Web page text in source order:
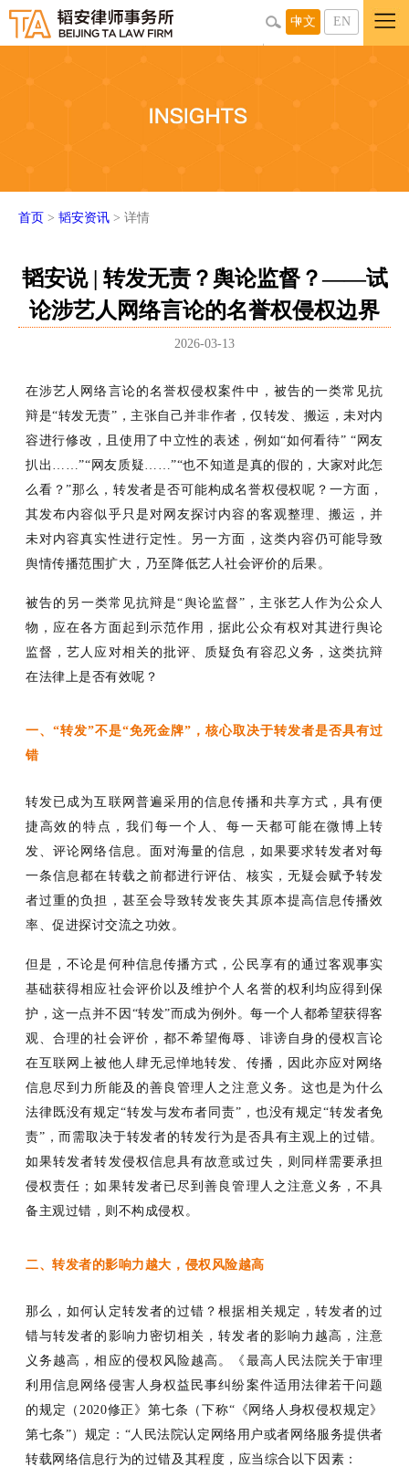
中文 EN
首页 > 韬安资讯 > 详情
韬安说 | 转发无责？舆论监督？——试
论涉艺人网络言论的名誉权侵权边界
2026-03-13
在涉艺人网络言论的名誉权侵权案件中，被告的一类常见抗
辩是“转发无责”，主张自己并非作者，仅转发、搬运，未对内
容进行修改，且使用了中立性的表述，例如“如何看待” “网友
扒出……”“网友质疑……”“也不知道是真的假的，大家对此怎
么看？”那么，转发者是否可能构成名誉权侵权呢？一方面，
其发布内容似乎只是对网友探讨内容的客观整理、搬运，并
未对内容真实性进行定性。另一方面，这类内容仍可能导致
舆情传播范围扩大，乃至降低艺人社会评价的后果。
被告的另一类常见抗辩是“舆论监督”，主张艺人作为公众人
物，应在各方面起到示范作用，据此公众有权对其进行舆论
监督，艺人应对相关的批评、质疑负有容忍义务，这类抗辩
在法律上是否有效呢？
一、“转发”不是“免死金牌”，核心取决于转发者是否具有过
错
转发已成为互联网普遍采用的信息传播和共享方式，具有便
捷高效的特点，我们每一个人、每一天都可能在微博上转
发、评论网络信息。面对海量的信息，如果要求转发者对每
一条信息都在转载之前都进行评估、核实，无疑会赋予转发
者过重的负担，甚至会导致转发丧失其原本提高信息传播效
率、促进探讨交流之功效。
但是，不论是何种信息传播方式，公民享有的通过客观事实
基础获得相应社会评价以及维护个人名誉的权利均应得到保
护，这一点并不因 “转发”而成为例外。每一个人都希望获得客
观、合理的社会评价，都不希望侮辱、诽谤自身的侵权言论
在互联网上被他人肆无忌惮地转发、传播，因此亦应对网络
信息尽到力所能及的善良管理人之注意义务。这也是为什么
法律既没有规定“转发与发布者同责”，也没有规定“转发者免
责”，而需取决于转发者的转发行为是否具有主观上的过错。
如果转发者转发侵权信息具有故意或过失，则同样需要承担
侵权责任；如果转发者已尽到善良管理人之注意义务，不具
备主观过错，则不构成侵权。
二、转发者的影响力越大，侵权风险越高
那么，如何认定转发者的过错？根据相关规定，转发者的过
错与转发者的影响力密切相关，转发者的影响力越高，注意
义务越高，相应的侵权风险越高。《最高人民法院关于审理
利用信息网络侵害人身权益民事纠纷案件适用法律若干问题
的规定（2020修正》第七条（下称“《网络人身权侵权规定》
第七条”）规定：“人民法院认定网络用户或者网络服务提供者
转载网络信息行为的过错及其程度，应当综合以下因素：